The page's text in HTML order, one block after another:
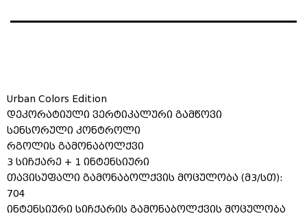
Urban Colors Edition
დეკორატიული ვერტიკალური გამწოვი
სენსორული კონტროლი
რგოლის გამონაბოლქვი
3 სიჩქარე + 1 ინტენსიური
თავისუფალი გამონაბოლქვის მოცულობა (მ3/სთ):
704
ინტენსიური სიჩქარის გამონაბოლქვის მოცულობა